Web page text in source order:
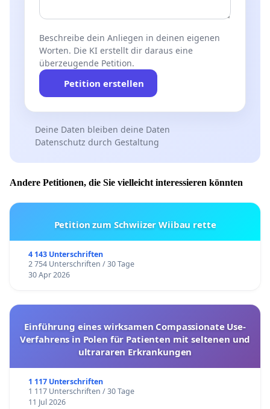
Beschreibe dein Anliegen in deinen eigenen
Worten. Die KI erstellt dir daraus eine
überzeugende Petition.
Petition erstellen
Deine Daten bleiben deine Daten
Datenschutz durch Gestaltung
Andere Petitionen, die Sie vielleicht interessieren könnten
Petition zum Schwiizer Wiibau rette
4 143 Unterschriften
2 754 Unterschriften / 30 Tage
30 Apr 2026
Einführung eines wirksamen Compassionate Use-
Verfahrens in Polen für Patienten mit seltenen und
ultrararen Erkrankungen
1 117 Unterschriften
1 117 Unterschriften / 30 Tage
11 Jul 2026